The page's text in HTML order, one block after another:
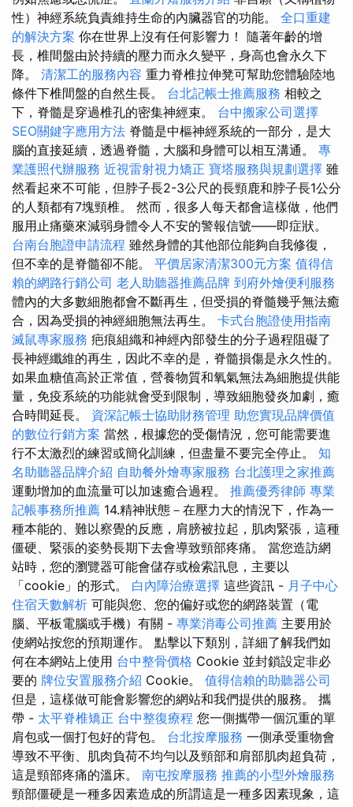
性）神經系統負責維持生命的內臟器官的功能。 全口重建
的解決方案 你在世界上沒有任何影響力！ 隨著年齡的增
長，椎間盤由於持續的壓力而永久變平，身高也會永久下
降。 清潔工的服務內容 重力脊椎拉伸凳可幫助您體驗陸地
條件下椎間盤的自然生長。 台北記帳士推薦服務 相較之
下，脊髓是穿過椎孔的密集神經束。 台中搬家公司選擇
SEO關鍵字應用方法 脊髓是中樞神經系統的一部分，是大
腦的直接延續，透過脊髓，大腦和身體可以相互溝通。 專
業護照代辦服務 近視雷射視力矯正 寶塔服務與規劃選擇 雖
然看起來不可能，但脖子長2-3公尺的長頸鹿和脖子長1公分
的人類都有7塊頸椎。 然而，很多人每天都會這樣做，他們
服用止痛藥來減弱身體令人不安的警報信號——即症狀。
台南台胞證申請流程 雖然身體的其他部位能夠自我修復，
但不幸的是脊髓卻不能。 平價居家清潔300元方案 值得信
賴的網路行銷公司 老人助聽器推薦品牌 到府外燴便利服務
體內的大多數細胞都會不斷再生，但受損的脊髓幾乎無法癒
合，因為受損的神經細胞無法再生。 卡式台胞證使用指南
滅鼠專家服務 疤痕組織和神經內部發生的分子過程阻礙了
長神經纖維的再生，因此不幸的是，脊髓損傷是永久性的。
如果血糖值高於正常值，營養物質和氧氣無法為細胞提供能
量，免疫系統的功能就會受到限制，導致細胞發炎加劇，癒
合時間延長。 資深記帳士協助財務管理 助您實現品牌價值
的數位行銷方案 當然，根據您的受傷情況，您可能需要進
行不太激烈的練習或簡化訓練，但盡量不要完全停止。 知
名助聽器品牌介紹 自助餐外燴專家服務 台北護理之家推薦
運動增加的血流量可以加速癒合過程。 推薦優秀律師 專業
記帳事務所推薦 14.精神狀態－在壓力大的情況下，作為一
種本能的、難以察覺的反應，肩膀被拉起，肌肉緊張，這種
僵硬、緊張的姿勢長期下去會導致頸部疼痛。 當您造訪網
站時，您的瀏覽器可能會儲存或檢索訊息，主要以
「cookie」的形式。 白內障治療選擇 這些資訊 - 月子中心
住宿天數解析 可能與您、您的偏好或您的網路裝置（電
腦、平板電腦或手機）有關 - 專業消毒公司推薦 主要用於
使網站按您的預期運作。 點擊以下類別，詳細了解我們如
何在本網站上使用 台中整骨價格 Cookie 並封鎖設定非必
要的 牌位安置服務介紹 Cookie。 值得信賴的助聽器公司
但是，這樣做可能會影響您的網站和我們提供的服務。 攜
帶 - 太平脊椎矯正 台中整復療程 您一側攜帶一個沉重的單
肩包或一個打包好的背包。 台北按摩服務 一側承受重物會
導致不平衡、肌肉負荷不均勻以及頸部和肩部肌肉超負荷，
這是頸部疼痛的溫床。 南屯按摩服務 推薦的小型外燴服務
頸部僵硬是一種多因素造成的所謂這是一種多因素現象，這